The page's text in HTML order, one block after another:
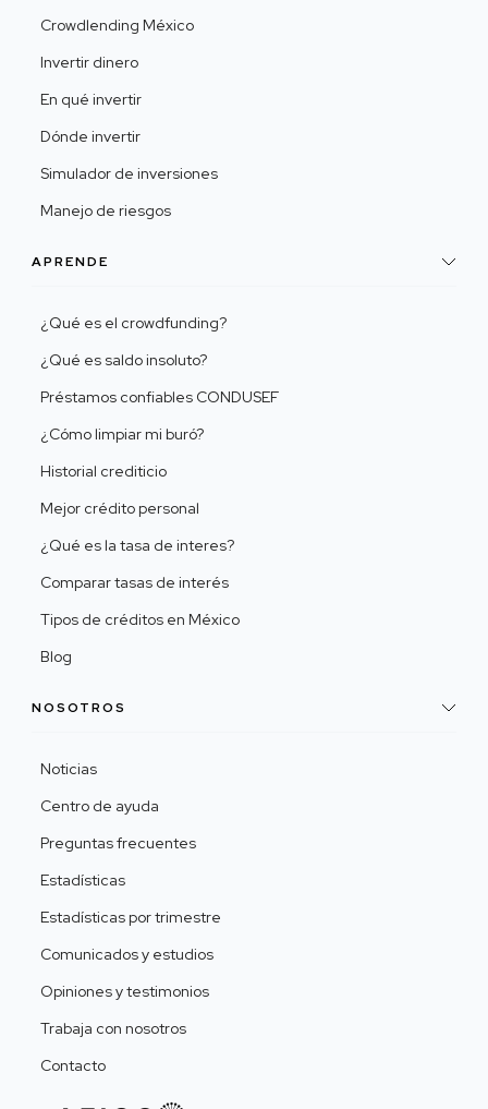
Crowdlending México
Invertir dinero
En qué invertir
Dónde invertir
Simulador de inversiones
Manejo de riesgos
APRENDE
¿Qué es el crowdfunding?
¿Qué es saldo insoluto?
Préstamos confiables CONDUSEF
¿Cómo limpiar mi buró?
Historial crediticio
Mejor crédito personal
¿Qué es la tasa de interes?
Comparar tasas de interés
Tipos de créditos en México
Blog
NOSOTROS
Noticias
Centro de ayuda
Preguntas frecuentes
Estadísticas
Estadísticas por trimestre
Comunicados y estudios
Opiniones y testimonios
Trabaja con nosotros
Contacto